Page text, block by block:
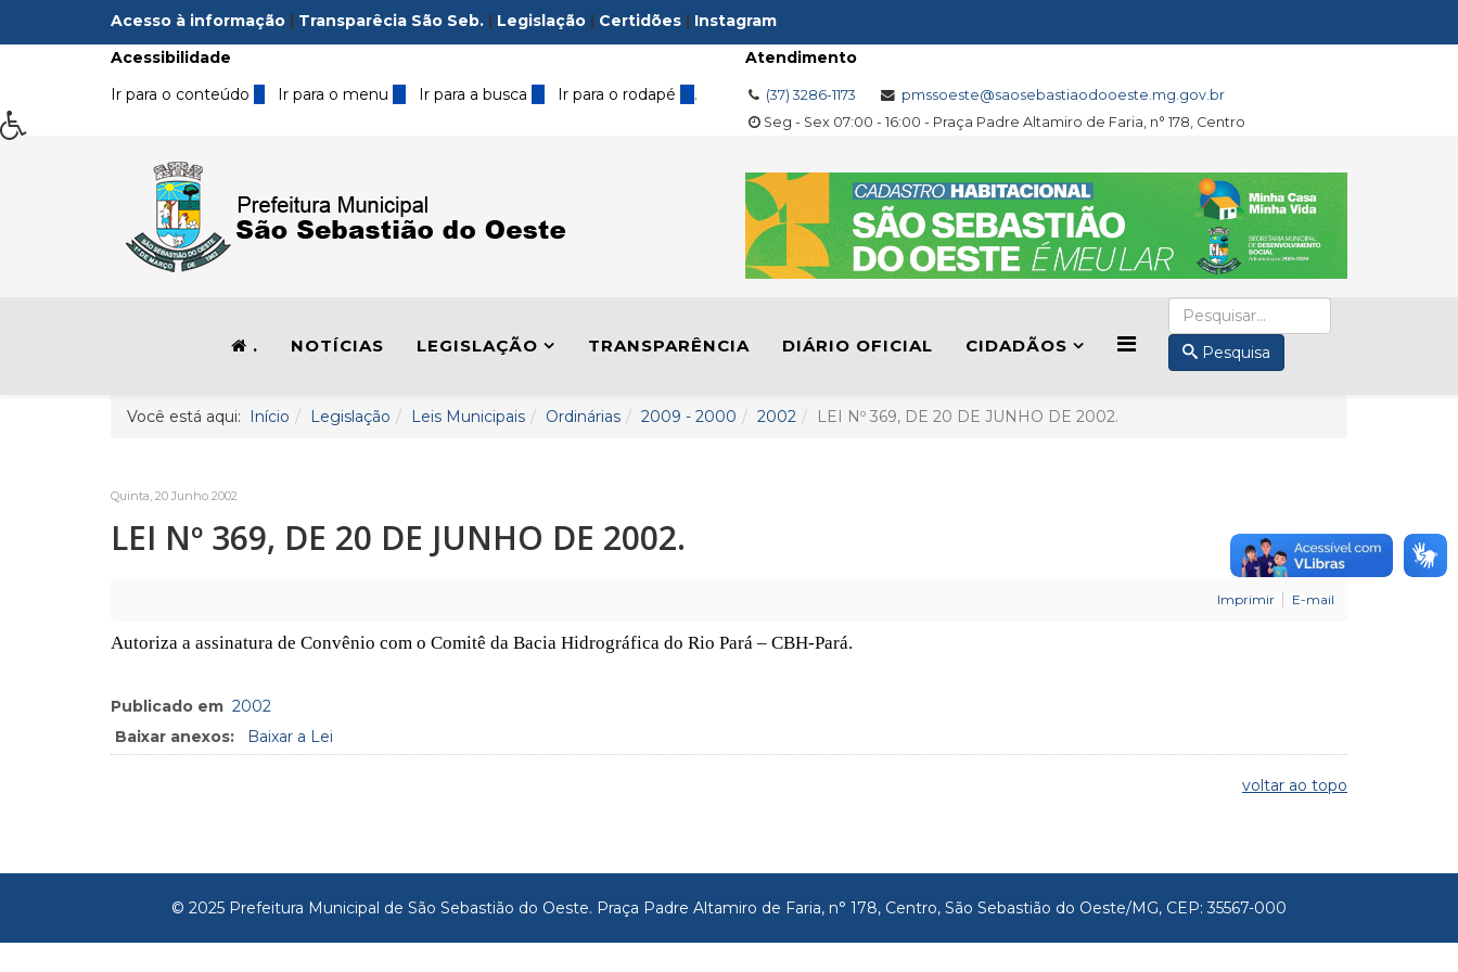
Acesso à informação | Transparêcia São Seb. | Legislação | Certidões | Instagram
Acessibilidade
Ir para o conteúdo 1 Ir para o menu 2 Ir para a busca3 Ir para o rodapé 4 .
Atendimento
(37) 3286-1173
pmssoeste@saosebastiaodooeste.mg.gov.br
Seg - Sex 07:00 - 16:00 - Praça Padre Altamiro de Faria, n° 178, Centro
. NOTÍCIAS LEGISLAÇÃO TRANSPARÊNCIA DIÁRIO OFICIAL CIDADÃOS Pesquisa
Você está aqui: Início Legislação Leis Municipais Ordinárias 2009 - 2000 2002 LEI Nº 369, DE 20 DE JUNHO DE 2002.
Quinta, 20 Junho 2002
LEI Nº 369, DE 20 DE JUNHO DE 2002.
Imprimir E-mail
Autoriza a assinatura de Convênio com o Comitê da Bacia Hidrográfica do Rio Pará – CBH-Pará.
Publicado em 2002
Baixar anexos:
Baixar a Lei
voltar ao topo
© 2025 Prefeitura Municipal de São Sebastião do Oeste. Praça Padre Altamiro de Faria, n° 178, Centro, São Sebastião do Oeste/MG, CEP: 35567-000